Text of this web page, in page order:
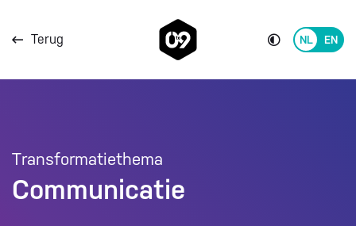
Terug
Switch
Transformatiethema
Communicatie